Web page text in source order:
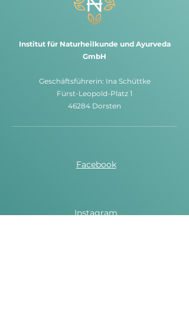
Institut für Naturheilkunde und Ayurveda
GmbH
Geschäftsführerin: Ina Schüttke
Fürst-Leopold-Platz 1
46284 Dorsten
Facebook
Instagram